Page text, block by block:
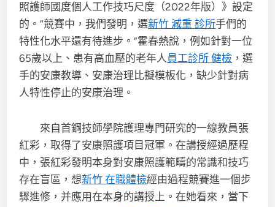
照護師國度個人工作技巧尺度（2022年版）》設定
的。“競賽中，我們發明，選新竹 減重 診所手們的
特性化水平還有待進步。”霍春熱說，例如針對一位
65歲以上、患有高血壓的老年人員工診所 健檢 ，選
手的安康教導、安康治理比擬模板化，缺少針對病
人特性停止的安康治理。
來自首鋼技師學院護理專門研究的一線教員張
紅彩，取得了安康照護項目冠軍。在講授經過歷程
中，張紅彩發明本身對安康照護範疇的常識和技巧
存在盲區，想新竹 在職體檢經由過程競賽進一個步
驟進修，并應用在本身的講授上。在她看來，當下